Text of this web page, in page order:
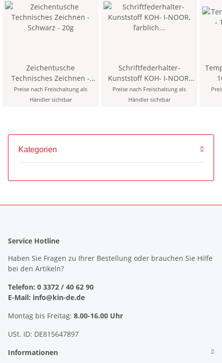
Zeichentusche
Technisches Zeichnen -
Schwarz - 20g
Preise nach Freischaltung als
Händler sichtbar
Schriftfederhalter-
Kunststoff KOH- I-NOOR,
farblich sortiert
Preise nach Freischaltung als
Händler sichtbar
Kategorien
Service Hotline
Haben Sie Fragen zu Ihrer Bestellung oder brauchen Sie Hilfe
bei den Artikeln?
Telefon: 0 3372 / 40 62 90
E-Mail: info@kin-de.de
Montag bis Freitag: 8.00-16.00 Uhr
USt. ID: DE815647897
Informationen